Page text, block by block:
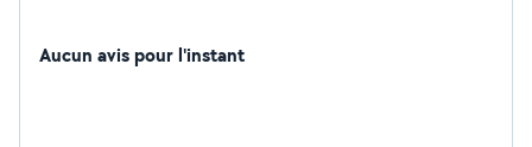
Aucun avis pour l'instant